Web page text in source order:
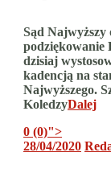
Sąd Najwyższy
podziękowanie
dzisiaj
kadencją na
Najwyższego.
KoledzyDalej
0 (0)">
28/04/2020